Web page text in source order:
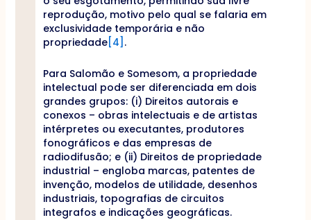
reprodução, motivo pelo qual se falaria em
exclusividade temporária e não
propriedade[4] .
Para Salomão e Somesom, a propriedade
intelectual pode ser diferenciada em dois
grandes grupos: (i) Direitos autorais e
conexos – obras intelectuais e de artistas
intérpretes ou executantes, produtores
fonográficos e das empresas de
radiodifusão; e (ii) Direitos de propriedade
industrial – engloba marcas, patentes de
invenção, modelos de utilidade, desenhos
industriais, topografias de circuitos
integrafos e indicações geográficas.